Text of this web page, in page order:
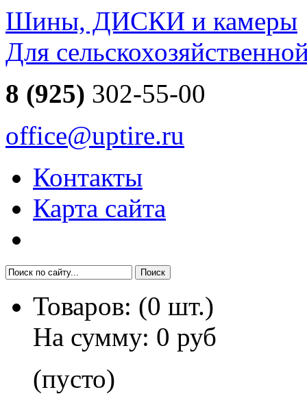
Шины, ДИСКИ и камеры
Для
8 (925) 302-55-00
office@uptire.ru
Контакты
Карта сайта
Товаров: (0 шт.)
На сумму: 0 руб
(пусто)